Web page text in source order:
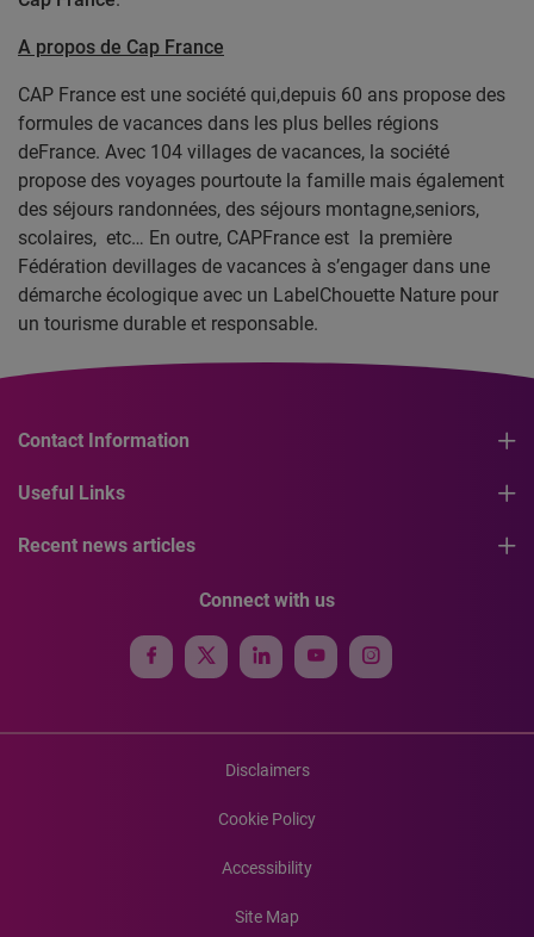
A propos de Cap France
CAP France est une société qui,depuis 60 ans propose des
formules de vacances dans les plus belles régions
deFrance. Avec 104 villages de vacances, la société
propose des voyages pourtoute la famille mais également
des séjours randonnées, des séjours montagne,seniors,
scolaires, etc… En outre, CAPFrance est la première
Fédération devillages de vacances à s’engager dans une
démarche écologique avec un LabelChouette Nature pour
un tourisme durable et responsable.
Contact Information
Useful Links
Recent news articles
Connect with us
Disclaimers
Cookie Policy
Accessibility
Site Map